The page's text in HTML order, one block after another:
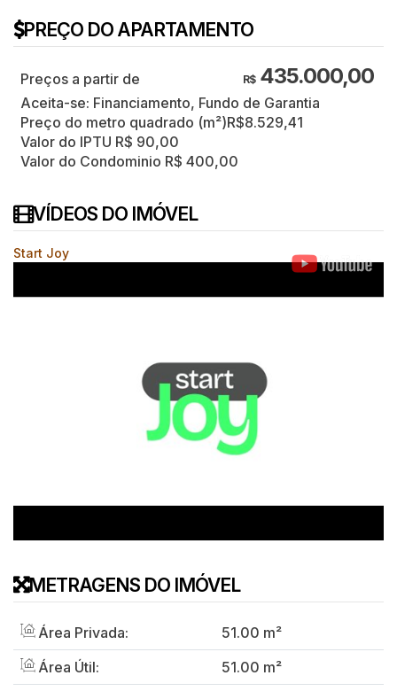
PREÇO DO APARTAMENTO
R$435.000,00
Aceita-se: Financiamento, Fundo de Garantia
Preço do metro quadrado (m²)R$8.529,41
Valor do IPTU R$ 90,00
Valor do Condominio R$ 400,00
VÍDEOS DO IMÓVEL
Start Joy
METRAGENS DO IMÓVEL
Área Privada: 51.00 m²
Área Útil:
51.00 m²